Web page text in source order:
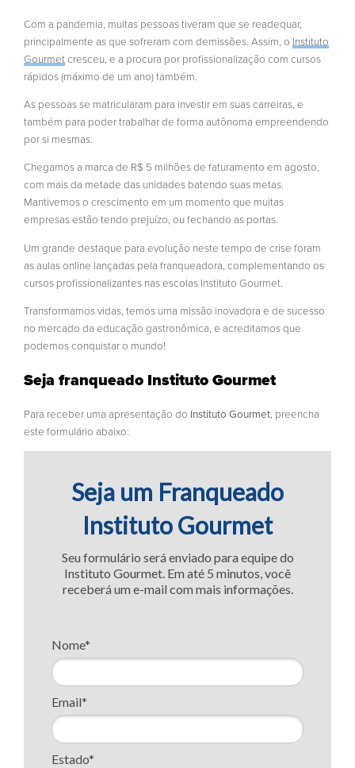
Com a pandemia, muitas pessoas tiveram que se readequar,
principalmente as que sofreram com demissões. Assim, o Instituto
Gourmetcresceu, e a procura por profissionalização com cursos
rápidos (máximo de um ano) também.
As pessoas se matricularam para investir em suas carreiras, e
também para poder trabalhar de forma autônoma empreendendo
por si mesmas.
Chegamos a marca de R$ 5 milhões de faturamento em agosto,
com mais da metade das unidades batendo suas metas.
Mantivemos o crescimento em um momento que muitas
empresas estão tendo prejuízo, ou fechando as portas.
Um grande destaque para evolução neste tempo de crise foram
as aulas online lançadas pela franqueadora, complementando os
cursos profissionalizantes nas escolas Instituto Gourmet.
Transformamos vidas, temos uma missão inovadora e de sucesso
no mercado da educação gastronômica, e acreditamos que
podemos conquistar o mundo!
Seja franqueado Instituto Gourmet
Para receber uma apresentação do Instituto Gourmet, preencha
este formulário abaixo:
Seja um Franqueado
Instituto Gourmet
Seu formulário será enviado para equipe do
Instituto Gourmet. Em até 5 minutos, você
receberá um e-mail com mais informações.
Nome*
Email*
Estado*